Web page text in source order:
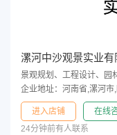
漯河中沙观景实业有
景观规划、工程设计、园
企业地址：河南省,漯河市
进入店铺
在线
24分钟前有人联系